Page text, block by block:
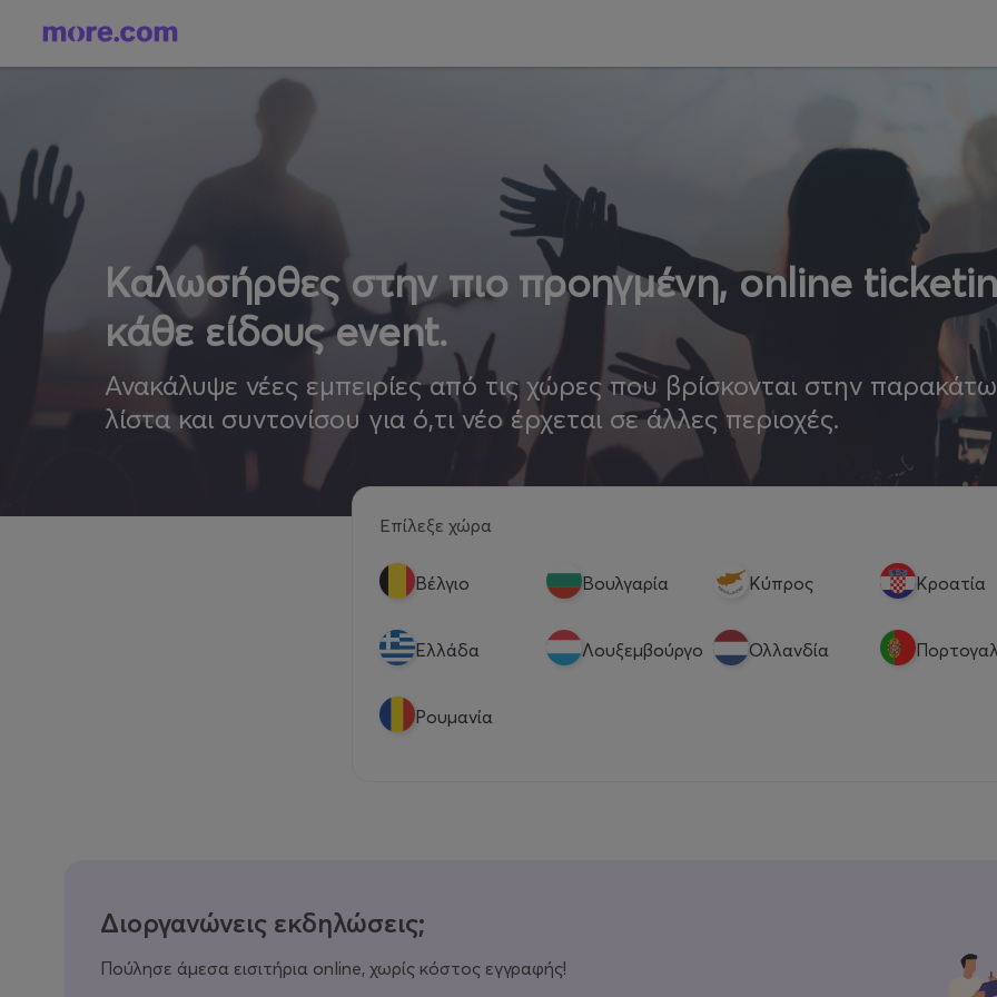
Καλωσήρθες στην πιο προηγμένη, online
κάθε είδους event.
Ανακάλυψε νέες εμπειρίες από τις χώρες που βρίσκονται στην παρακάτω
λίστα και συντονίσου για ό,τι νέο έρχεται σε άλλες περιοχές.
Επίλεξε χώρα
Βέλγιο Βουλγαρία Κύπρος Κροατία
Eλλάδα Λουξεμβούργο Ολλανδία
Ρουμανία
Διοργανώνεις εκδηλώσεις;
Πούλησε άμεσα εισιτήρια online, χωρίς κόστος εγγραφής!